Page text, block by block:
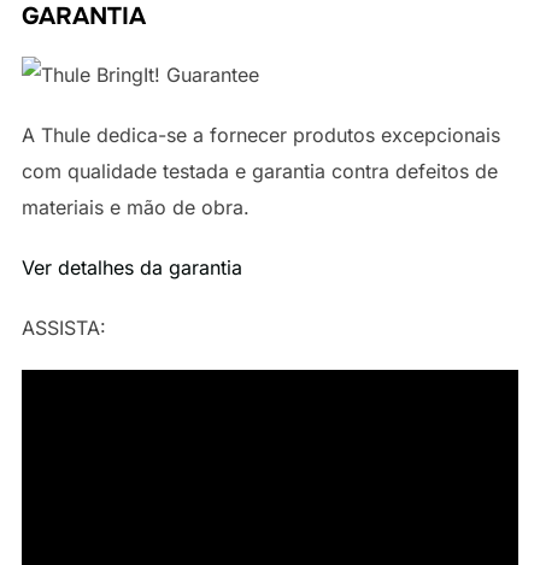
GARANTIA
A Thule dedica-se a fornecer produtos excepcionais
com qualidade testada e garantia contra defeitos de
materiais e mão de obra.
Ver detalhes da garantia
ASSISTA: